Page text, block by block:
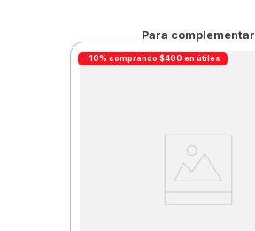
Para complementar
-10% comprando $400 en útiles